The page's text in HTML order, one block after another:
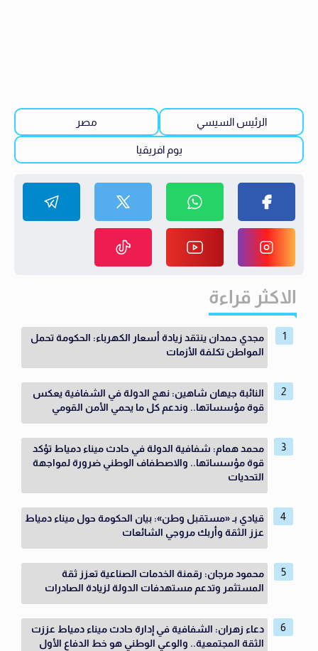
الرئيس السيسي مصر
يوم افريقيا
الاكثر قراءة
مجدي حمدان ينتقد زيادة أسعار الكهرباء: الحكومة تحمل
المواطن تكلفة الأزمات
النائبة جيهان شاهين: نهج الدولة في الشفافية يعكس
قوة مؤسساتها.. وندعم كل ما يحمي الأمن القومي
محمد همام: شفافية الدولة في حادث ميناء دمياط تؤكد
قوة مؤسساتها.. والاصطفاف الوطني ضرورة لمواجهة
التحديات
قيادي بـ «مستقبل وطن»: بيان الحكومة حول ميناء دمياط
عزز الثقة وأربك مروجي الشائعات
محمود مرجان: رقمنة الخدمات الصناعية تعزز ثقة
المستثمر وتدعم مستهدفات الدولة لزيادة الصادرات
دعاء زهران: الشفافية في إدارة حادث ميناء دمياط عززت
الثقة المجتمعية.. والوعي الوطني هو خط الدفاع الأول